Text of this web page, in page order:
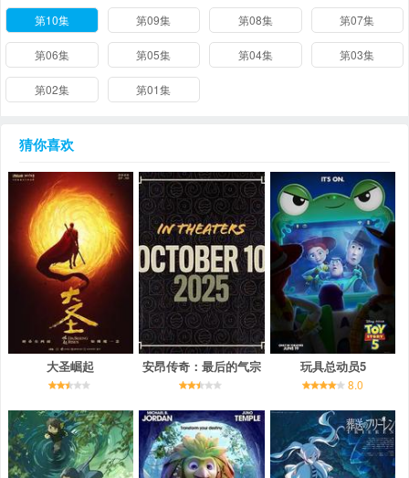
第10集 第09集 第08集 第07集
第06集 第05集 第04集 第03集
第02集 第01集
猜你喜欢
大圣崛起 安昂传奇：最后的气宗 玩具总动员5
8.0